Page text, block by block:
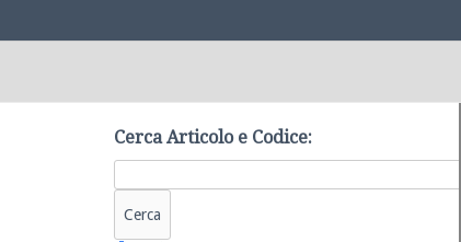
Cerca Articolo e Codice: